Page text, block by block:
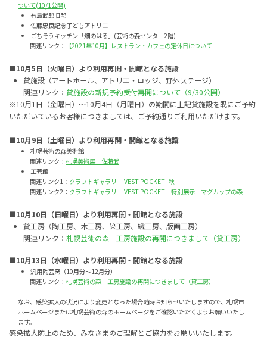
ついて(10/1公開)
有島武郎旧邸
佐藤忠良記念子どもアトリエ
ごちそうキッチン「畑のはる」(芸術の森センター2階)
関連リンク：
【2021年10月】レストラン・カフェの定休日について
■10月5日（火曜日）より利用再開・開館となる施設
貸施設（アートホール、アトリエ・ロッジ、野外ステージ）
関連リンク： 貸施設の新規予約受付再開について（9/30公開）
※10月1日（金曜日）～10月4日（月曜日）の期間に上記貸施設を既にご予約
いただいているお客様につきましては、ご予約通りご利用いただけます。
■10月9日（土曜日）より利用再開・開館となる施設
札幌芸術の森美術館
関連リンク： 札幌美術展 佐藤武
工芸館
関連リンク1： クラフトギャラリー VEST POCKET -秋-
関連リンク2： クラフトギャラリー VEST POCKET 特別展示 マグカップの森
■10月10日（日曜日）より利用再開・開館となる施設
貸工房（陶工房、木工房、染工房、織工房、版画工房）
関連リンク： 札幌芸術の森 工房施設の再開につきまして（貸工房）
■10月13日（水曜日）より利用再開・開館となる施設
汎用陶芸窯（10月分～12月分）
関連リンク： 札幌芸術の森 工房施設の再開につきまして（貸工房）
なお、感染拡大の状況により変更となった場合随時お知らせいたしますので、札幌市
ホームページまたは札幌芸術の森のホームページをご確認いただくようお願いいたし
ます。
感染拡大防止のため、みなさまのご理解とご協力をお願いいたします。